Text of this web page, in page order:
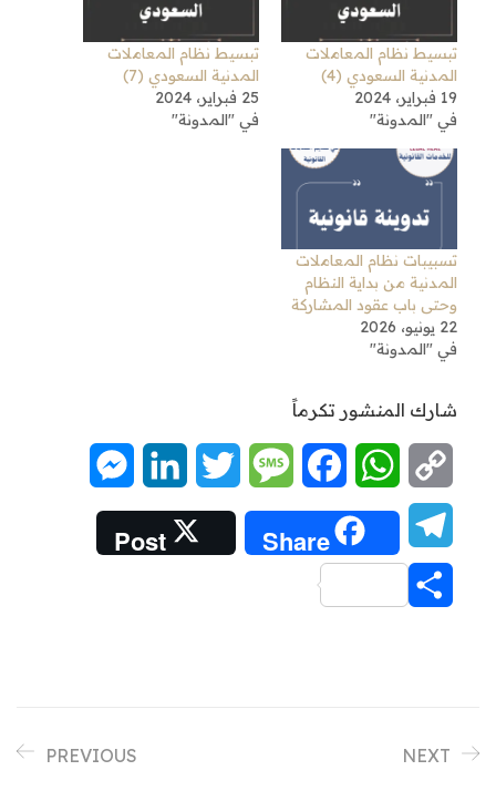
تبسيط نظام المعاملات
المدنية السعودي (4)
19 فبراير، 2024
في "المدونة"
تبسيط نظام المعاملات
المدنية السعودي (7)
25 فبراير، 2024
في "المدونة"
تسبيبات نظام المعاملات
المدنية من بداية النظام
وحتى باب عقود المشاركة
22 يونيو، 2026
في "المدونة"
شارك المنشور تكرماً
Copy
Link
WhatsApp
Facebook
Message
Twitter
LinkedIn
Telegram
Share
Post
PREVIOUS NEXT